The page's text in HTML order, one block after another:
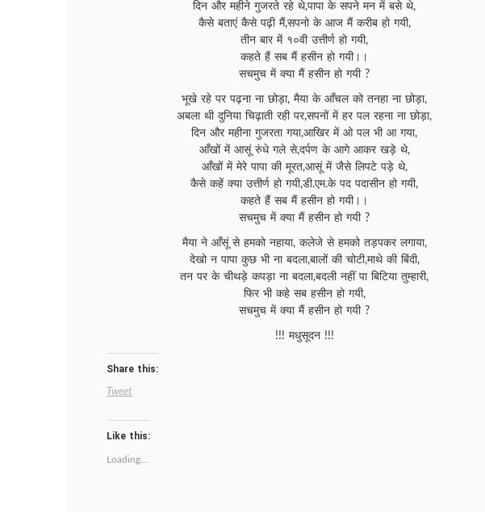
दिन और महीने गुजरते रहे थे,पापा के सपने मन में बसे थे,
कैसे बताएं कैसे पढ़ी मैं,सपनो के आज मैं करीब हो गयी,
तीन बार में १०वी उत्तीर्ण हो गयी,
कहते हैं सब मैं हसीन हो गयी।।
सचमुच में क्या मैं हसीन हो गयी ?
भूखे रहे पर पढ़ना ना छोड़ा, मैया के आँचल को तनहा ना छोड़ा,
अबला थी दुनिया चिढ़ाती रही पर,सपनों में हर पल रहना ना छोड़ा,
दिन और महीना गुजरता गया,आखिर में ओ पल भी आ गया,
आँखों में आसूं रुंधे गले से,दर्पण के आगे आकर खड़े थे,
आँखों में मेरे पापा की मूरत,आसूं में जैसे लिपटे पड़े थे,
कैसे कहें क्या उत्तीर्ण हो गयी,डी.एम.के पद पदासीन हो गयी,
कहते हैं सब मैं हसीन हो गयी।।
सचमुच में क्या मैं हसीन हो गयी ?
मैया ने आँसूं से हमको नहाया, कलेजे से हमको तड़पकर लगाया,
देखो न पापा कुछ भी ना बदला,बालों की चोटी,माथे की बिंदी,
तन पर के चीथड़े कपड़ा ना बदला,बदली नहीं पा बिटिया तुम्हारी,
फिर भी कहे सब हसीन हो गयी,
सचमुच में क्या मैं हसीन हो गयी ?
!!! मधुसूदन !!!
Share this:
Tweet
Like this:
Loading...